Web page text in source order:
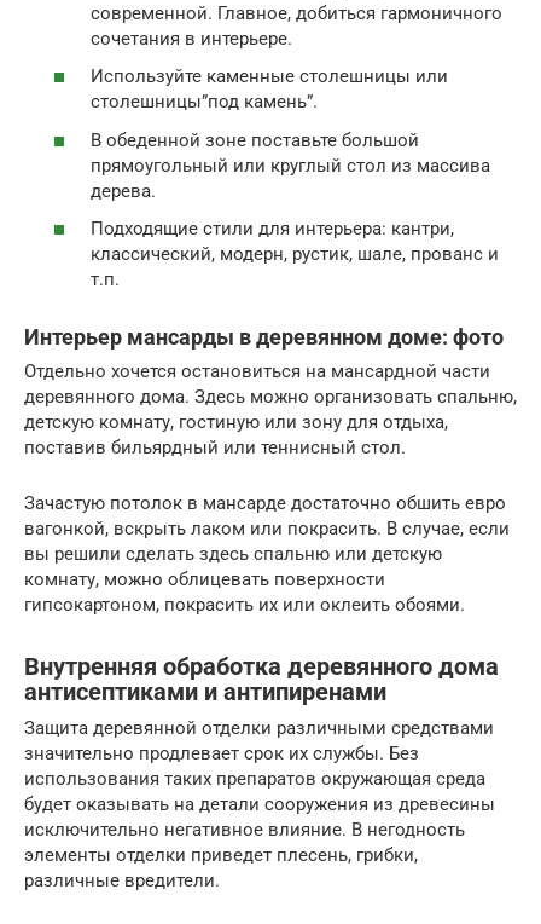
современной. Главное, добиться гармоничного
сочетания в интерьере.
Используйте каменные столешницы или
столешницы”под камень”.
В обеденной зоне поставьте большой
прямоугольный или круглый стол из массива
дерева.
Подходящие стили для интерьера: кантри,
классический, модерн, рустик, шале, прованс и
т.п.
Интерьер мансарды в деревянном доме: фото
Отдельно хочется остановиться на мансардной части
деревянного дома. Здесь можно организовать спальню,
детскую комнату, гостиную или зону для отдыха,
поставив бильярдный или теннисный стол.
Зачастую потолок в мансарде достаточно обшить евро
вагонкой, вскрыть лаком или покрасить. В случае, если
вы решили сделать здесь спальню или детскую
комнату, можно облицевать поверхности
гипсокартоном, покрасить их или оклеить обоями.
Внутренняя обработка деревянного дома
антисептиками и антипиренами
Защита деревянной отделки различными средствами
значительно продлевает срок их службы. Без
использования таких препаратов окружающая среда
будет оказывать на детали сооружения из древесины
исключительно негативное влияние. В негодность
элементы отделки приведет плесень, грибки,
различные вредители.